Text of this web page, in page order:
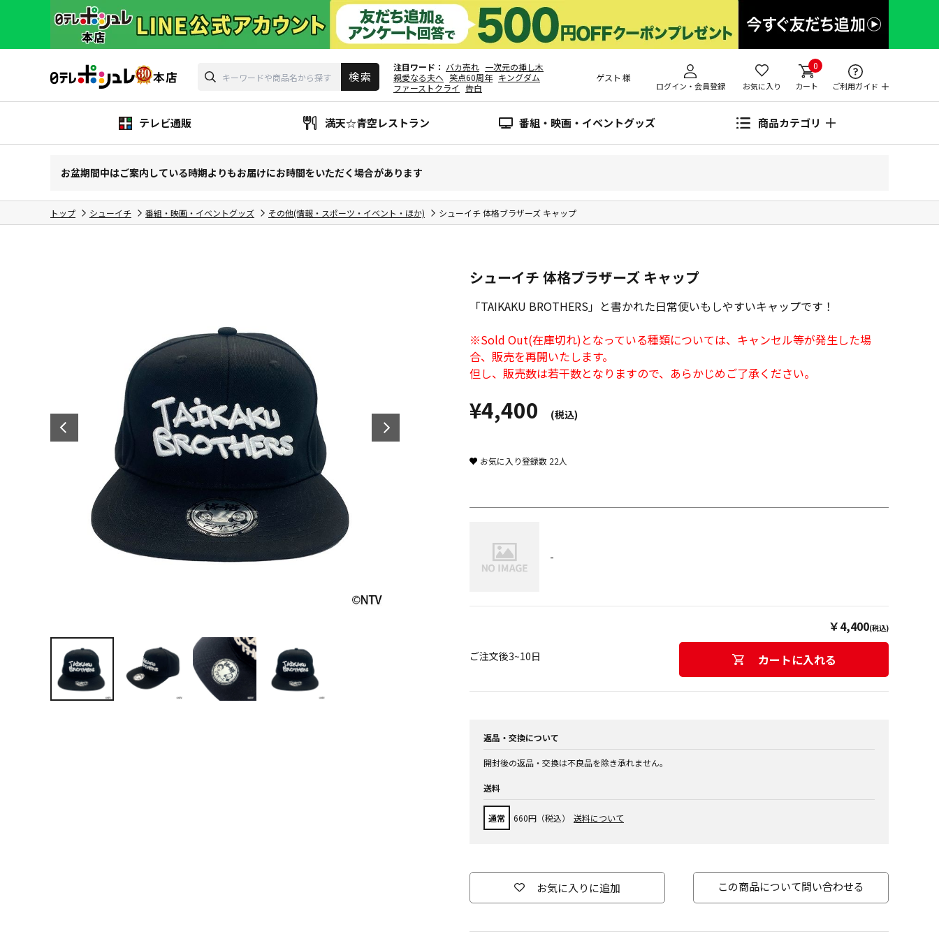
注目ワード バカ売れ 一次元の挿し木
親愛なる夫へ 笑点60周年 キングダム
ファーストクライ
告白
ゲスト 様
ログイン・会員登録 お気に入り
0
カート ご利用ガイド
テレビ通販 満天☆青空レストラン 番組・映画・イベントグッズ 商品カテゴリ
お盆期間中はご案内している時期よりもお届けにお時間をいただく場合があります
トップ シューイチ 番組・映画・イベントグッズ その他(情報・スポーツ・イベント・ほか) シューイチ 体格ブラザーズ キャップ
シューイチ 体格ブラザーズ キャップ
「TAIKAKU BROTHERS」と書かれた日常使いもしやすいキャップです！
※Sold Out(在庫切れ)となっている種類については、キャンセル等が発生した場
合、販売を再開いたします。
但し、販売数は若干数となりますので、あらかじめご了承ください。
¥4,400 (税込)
お気に入り登録数 22人
-
￥4,400(税込)
ご注文後3~10日 カートに入れる
返品・交換について
開封後の返品・交換は不良品を除き承れません。
送料
通常 660円（税込） 送料について
お気に入りに追加 この商品について問い合わせる